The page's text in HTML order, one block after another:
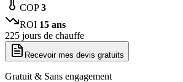
COP3
ROI 15 ans
225 jours de chauffe
Recevoir mes devis gratuits
Gratuit & Sans engagement